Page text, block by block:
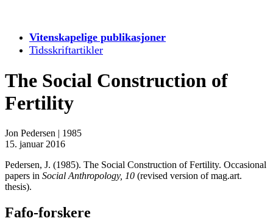
Vitenskapelige publikasjoner
Tidsskriftartikler
The Social Construction of
Fertility
Jon Pedersen | 1985
15. januar 2016
Pedersen, J. (1985). The Social Construction of Fertility. Occasional
papers in Social Anthropology, 10 (revised version of mag.art.
thesis).
Fafo-forskere